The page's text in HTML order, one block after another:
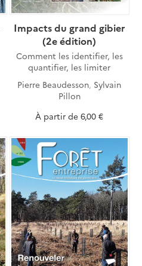
Impacts du grand gibier
(2e édition)
Comment les identifier, les
quantifier, les limiter
Pierre Beaudesson, Sylvain
Pillon
À partir de6,00 €